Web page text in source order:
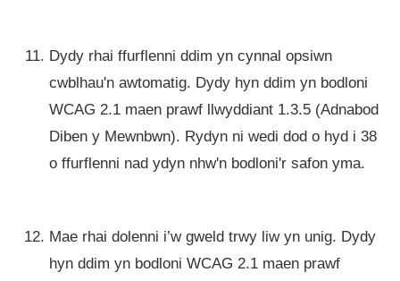
Dydy rhai ffurflenni ddim yn cynnal opsiwn
cwblhau'n awtomatig. Dydy hyn ddim yn bodloni
WCAG 2.1 maen prawf llwyddiant 1.3.5 (Adnabod
Diben y Mewnbwn). Rydyn ni wedi dod o hyd i 38
o ffurflenni nad ydyn nhw'n bodloni'r safon yma.
Mae rhai dolenni i’w gweld trwy liw yn unig. Dydy
hyn ddim yn bodloni WCAG 2.1 maen prawf